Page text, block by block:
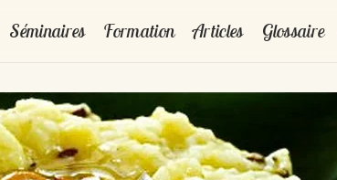
Séminaires Formation Articles Glossaire